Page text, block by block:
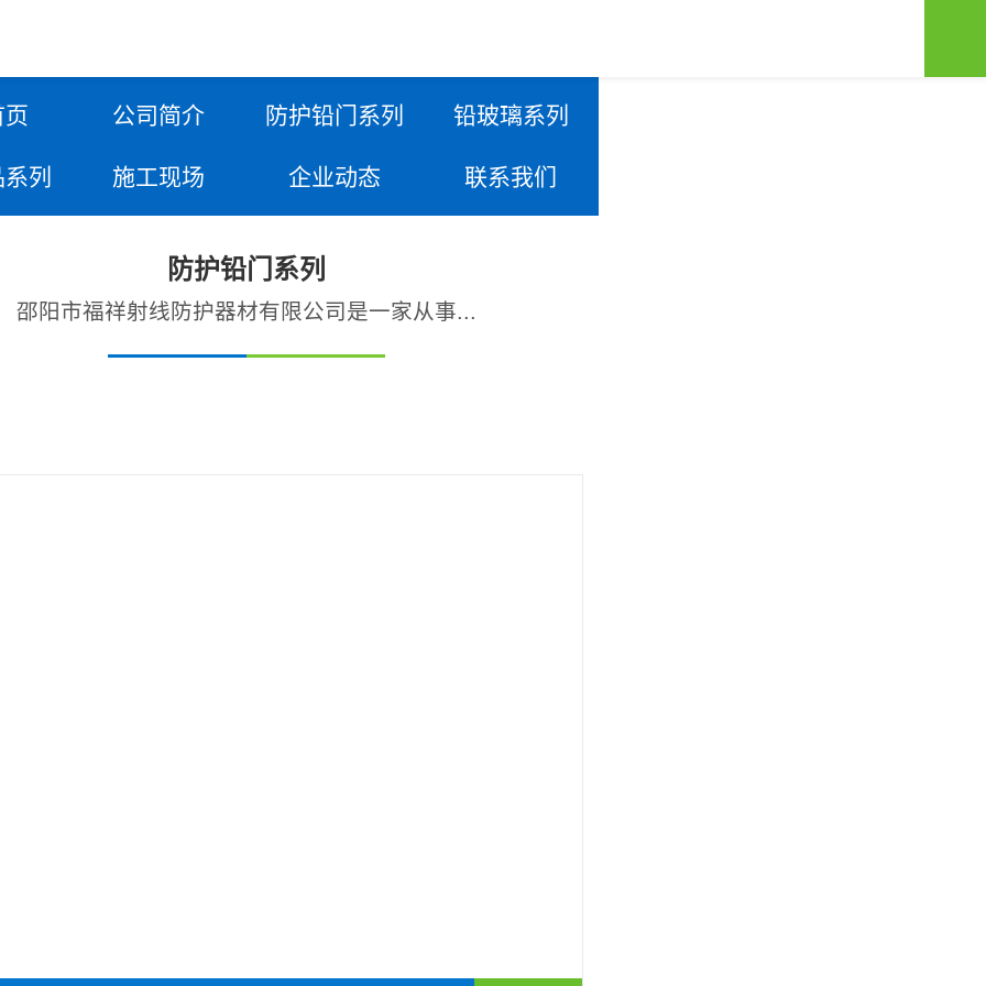
页 公司简介 防护铅门系列 铅玻璃系列
列 施工现场 企业动态 联系我们
防护铅门系列
邵阳市福祥射线防护器材有限公司是一家从事...